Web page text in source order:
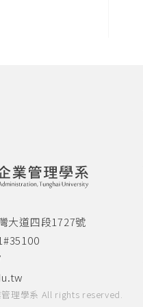
大道四段1727號
理學系 All rights reserved.